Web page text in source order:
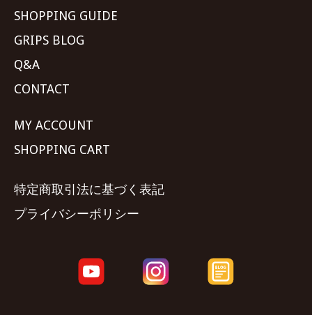
SHOPPING GUIDE
GRIPS BLOG
Q&A
CONTACT
MY ACCOUNT
SHOPPING CART
特定商取引法に基づく表記
プライバシーポリシー